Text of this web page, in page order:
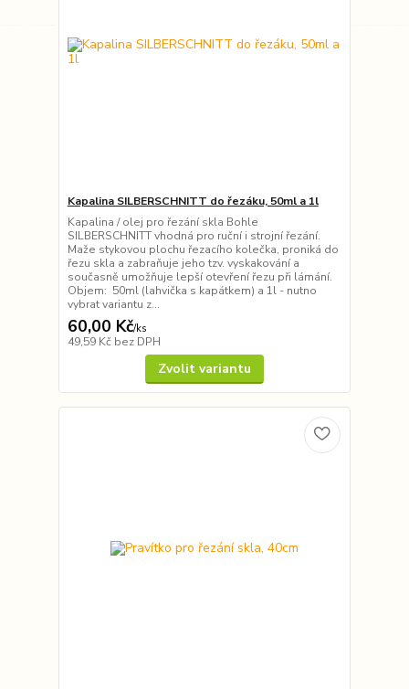
Kapalina SILBERSCHNITT do řezáku, 50ml a 1l
Kapalina / olej pro řezání skla Bohle
SILBERSCHNITT vhodná pro ruční i strojní řezání.
Maže stykovou plochu řezacího kolečka, proniká do
řezu skla a zabraňuje jeho tzv. vyskakování a
současně umožňuje lepší otevření řezu při lámání.
Objem: 50ml (lahvička s kapátkem) a 1l - nutno
vybrat variantu z...
60,00 Kč/ks
49,59 Kč bez DPH
Zvolit variantu